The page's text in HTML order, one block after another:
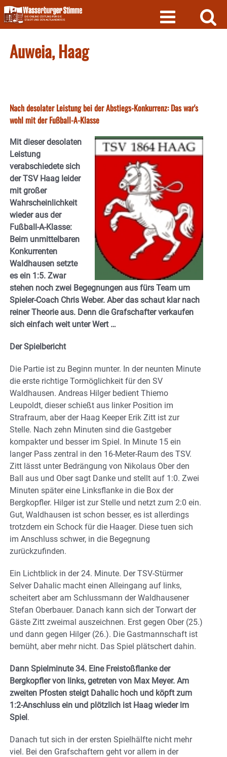
Skip
to
content
Auweia, Haag
Nach desolater Leistung bei der Abstiegs-Konkurrenz: Das war's
wohl mit der Fußball-A-Klasse
Mit dieser desolaten
Leistung
verabschiedete sich
der TSV Haag leider
mit großer
Wahrscheinlichkeit
wieder aus der
Fußball-A-Klasse:
Beim unmittelbaren
Konkurrenten
Waldhausen setzte
es ein 1:5. Zwar
stehen noch zwei Begegnungen aus fürs Team um
Spieler-Coach Chris Weber. Aber das schaut klar nach
reiner Theorie aus. Denn die Grafschafter verkaufen
sich einfach weit unter Wert …
Der Spielbericht
Die Partie ist zu Beginn munter. In der neunten Minute
die erste richtige Tormöglichkeit für den SV
Waldhausen. Andreas Hilger bedient Thiemo
Leupoldt, dieser schießt aus linker Position im
Strafraum, aber der Haag Keeper Erik Zitt ist zur
Stelle. Nach zehn Minuten sind die Gastgeber
kompakter und besser im Spiel. In Minute 15 ein
langer Pass zentral in den 16-Meter-Raum des TSV.
Zitt lässt unter Bedrängung von Nikolaus Ober den
Ball aus und Ober sagt Danke und stellt auf 1:0. Zwei
Minuten später eine Linksflanke in die Box der
Bergkopfler. Hilger ist zur Stelle und netzt zum 2:0 ein.
Gut, Waldhausen ist schon besser, es ist allerdings
trotzdem ein Schock für die Haager. Diese tuen sich
im Anschluss schwer, in die Begegnung
zurückzufinden.
Ein Lichtblick in der 24. Minute. Der TSV-Stürmer
Selver Dahalic macht einen Alleingang auf links,
scheitert aber am Schlussmann der Waldhausener
Stefan Oberbauer. Danach kann sich der Torwart der
Gäste Zitt zweimal auszeichnen. Erst gegen Ober (25.)
und dann gegen Hilger (26.). Die Gastmannschaft ist
bemüht, aber mehr nicht. Das Spiel plätschert dahin.
Dann Spielminute 34. Eine Freistoßflanke der
Bergkopfler von links, getreten von Max Meyer. Am
zweiten Pfosten steigt Dahalic hoch und köpft zum
1:2-Anschluss ein und plötzlich ist Haag wieder im
Spiel.
Danach tut sich in der ersten Spielhälfte nicht mehr
viel. Bei den Grafschaftern geht vor allem in der